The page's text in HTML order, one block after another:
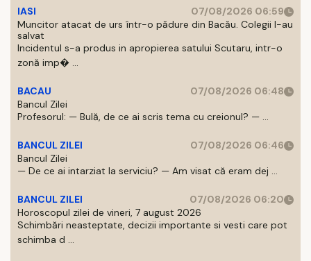
IASI
07/08/2026 06:59
Muncitor atacat de urs într-o pădure din Bacău. Colegii l-au
salvat
Incidentul s-a produs in apropierea satului Scutaru, intr-o
zonă imp� ...
BACAU
07/08/2026 06:48
Bancul Zilei
Profesorul: — Bulă, de ce ai scris tema cu creionul? — ...
BANCUL ZILEI
07/08/2026 06:46
Bancul Zilei
— De ce ai intarziat la serviciu? — Am visat că eram dej ...
BANCUL ZILEI
07/08/2026 06:20
Horoscopul zilei de vineri, 7 august 2026
Schimbări neasteptate, decizii importante si vesti care pot
schimba d ...